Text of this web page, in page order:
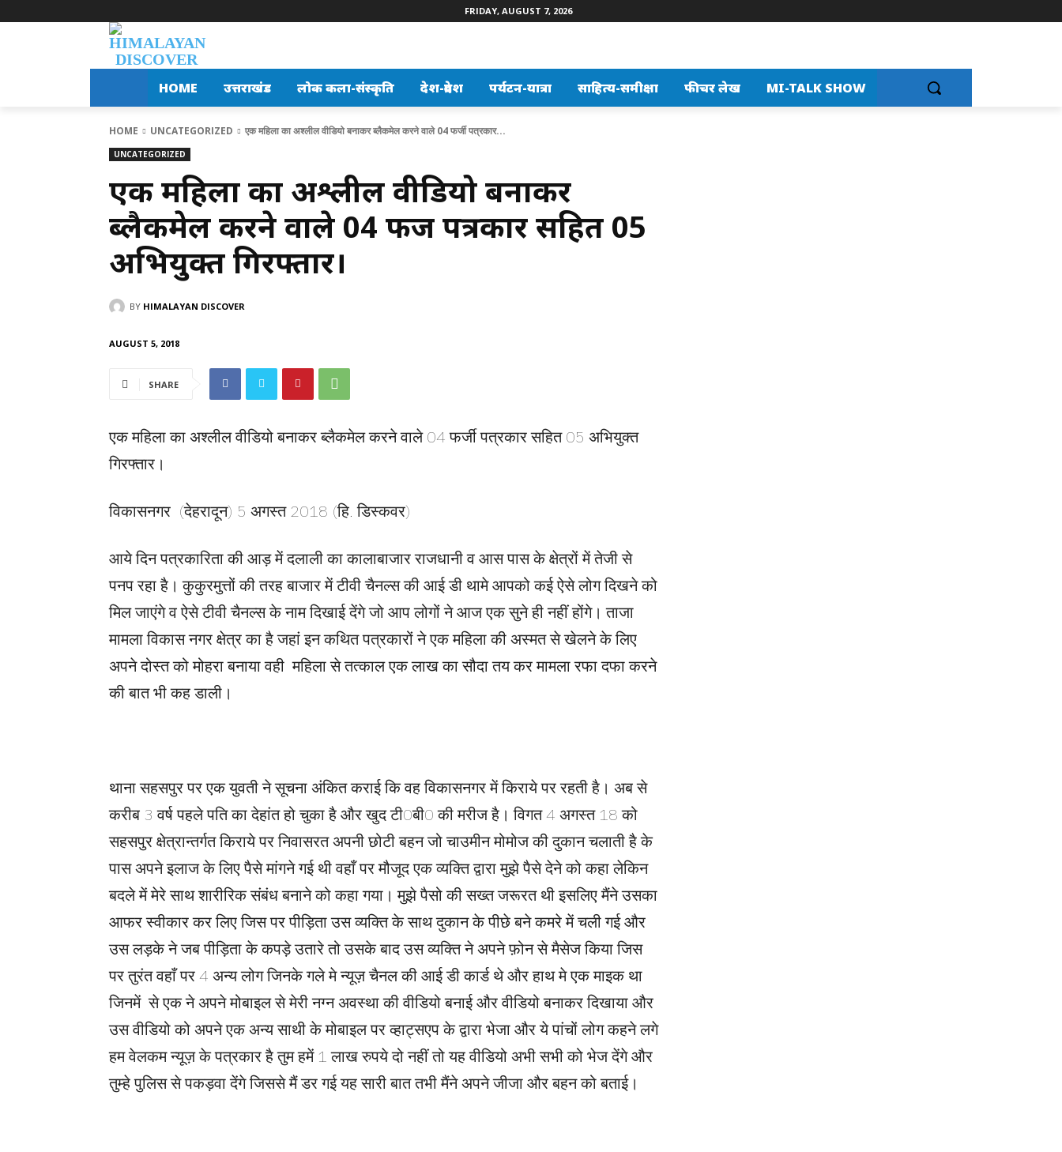
FRIDAY, AUGUST 7, 2026
HOME उत्तराखंड लोक कला-संस्कृति देश-प्रदेश पर्यटन-यात्रा साहित्य-समीक्षा फीचर लेख MI-TALK SHOW
HOME UNCATEGORIZED एक महिला का अश्लील वीडियो बनाकर ब्लैकमेल करने वाले 04 फर्जी पत्रकार...
UNCATEGORIZED
एक महिला का अश्लील वीडियो बनाकर
ब्लैकमेल करने वाले 04 फर्जी पत्रकार सहित 05
अभियुक्त गिरफ्तार।
BY HIMALAYAN DISCOVER
AUGUST 5, 2018
SHARE
एक महिला का अश्लील वीडियो बनाकर ब्लैकमेल करने वाले 04 फर्जी पत्रकार सहित 05 अभियुक्त
गिरफ्तार।
विकासनगर (देहरादून) 5 अगस्त 2018 (हि. डिस्कवर)
आये दिन पत्रकारिता की आड़ में दलाली का कालाबाजार राजधानी व आस पास के क्षेत्रों में तेजी से
पनप रहा है। कुकुरमुत्तों की तरह बाजार में टीवी चैनल्स की आई डी थामे आपको कई ऐसे लोग दिखने को
मिल जाएंगे व ऐसे टीवी चैनल्स के नाम दिखाई देंगे जो आप लोगों ने आज एक सुने ही नहीं होंगे। ताजा
मामला विकास नगर क्षेत्र का है जहां इन कथित पत्रकारों ने एक महिला की अस्मत से खेलने के लिए
अपने दोस्त को मोहरा बनाया वही महिला से तत्काल एक लाख का सौदा तय कर मामला रफा दफा करने
की बात भी कह डाली।
थाना सहसपुर पर एक युवती ने सूचना अंकित कराई कि वह विकासनगर में किराये पर रहती है। अब से
करीब 3 वर्ष पहले पति का देहांत हो चुका है और खुद टी0बी0 की मरीज है। विगत 4 अगस्त 18 को
सहसपुर क्षेत्रान्तर्गत किराये पर निवासरत अपनी छोटी बहन जो चाउमीन मोमोज की दुकान चलाती है के
पास अपने इलाज के लिए पैसे मांगने गई थी वहाँ पर मौजूद एक व्यक्ति द्वारा मुझे पैसे देने को कहा लेकिन
बदले में मेरे साथ शारीरिक संबंध बनाने को कहा गया। मुझे पैसो की सख्त जरूरत थी इसलिए मैंने उसका
आफर स्वीकार कर लिए जिस पर पीड़िता उस व्यक्ति के साथ दुकान के पीछे बने कमरे में चली गई और
उस लड़के ने जब पीड़िता के कपड़े उतारे तो उसके बाद उस व्यक्ति ने अपने फ़ोन से मैसेज किया जिस
पर तुरंत वहाँ पर 4 अन्य लोग जिनके गले मे न्यूज़ चैनल की आई डी कार्ड थे और हाथ मे एक माइक था
जिनमें से एक ने अपने मोबाइल से मेरी नग्न अवस्था की वीडियो बनाई और वीडियो बनाकर दिखाया और
उस वीडियो को अपने एक अन्य साथी के मोबाइल पर व्हाट्सएप के द्वारा भेजा और ये पांचों लोग कहने लगे
हम वेलकम न्यूज़ के पत्रकार है तुम हमें 1 लाख रुपये दो नहीं तो यह वीडियो अभी सभी को भेज देंगे और
तुम्हे पुलिस से पकड़वा देंगे जिससे मैं डर गई यह सारी बात तभी मैंने अपने जीजा और बहन को बताई।